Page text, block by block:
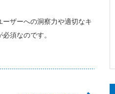
ザーへの洞察力や適切なキ
須なのです。